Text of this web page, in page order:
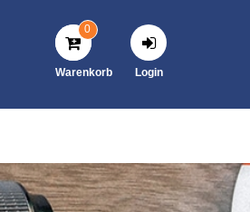
0
Warenkorb Login